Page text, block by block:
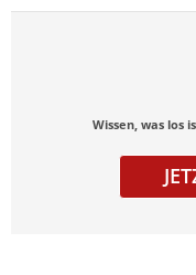
Wissen, was los